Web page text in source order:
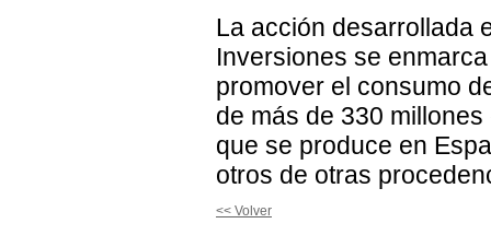
La acción desarrollada
Inversiones se
promover el consumo
de más de 330
que se produce en
otros de otras
<< Volver